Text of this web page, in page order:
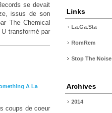
se devait
issus de son
The Chemical
transformé par
A La
coups de coeur
Links
La.Ga.Sta
RomRem
Stop The Noise
Archives
2014